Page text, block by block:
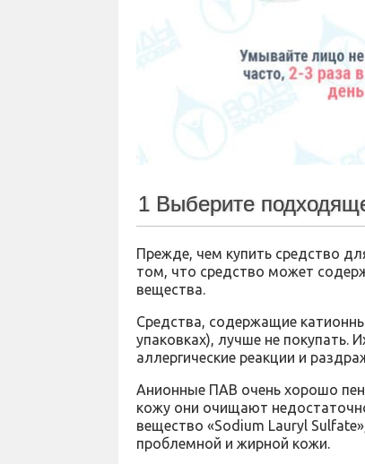
1 Выберите
Прежде, чем купить средство
том, что средство может
вещества.
Средства, содержащие
упаковках), лучше не покупать.
аллергические реакции и
Анионные ПАВ очень хорошо
кожу они очищают
вещество «Sodium Lauryl
проблемной и жирной кожи.